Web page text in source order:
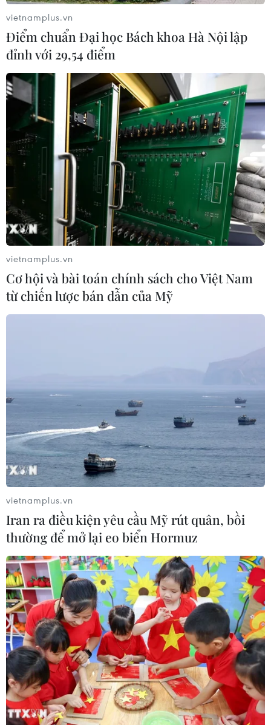
vietnamplus.vn
Điểm chuẩn Đại học Bách khoa Hà Nội lập
đỉnh với 29,54 điểm
vietnamplus.vn
Cơ hội và bài toán chính sách cho Việt Nam
từ chiến lược bán dẫn của Mỹ
vietnamplus.vn
Iran ra điều kiện yêu cầu Mỹ rút quân, bồi
thường để mở lại eo biển Hormuz